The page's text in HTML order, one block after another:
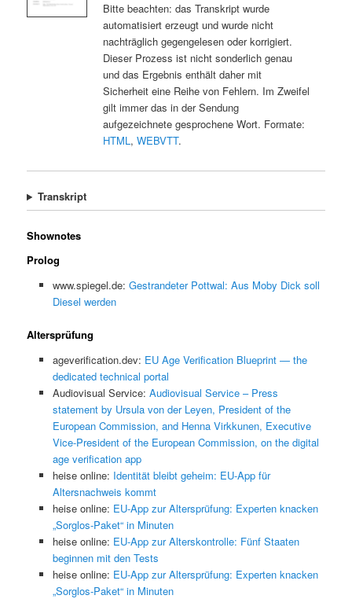
Bitte beachten: das Transkript wurde
automatisiert erzeugt und wurde nicht
nachträglich gegengelesen oder korrigiert.
Dieser Prozess ist nicht sonderlich genau
und das Ergebnis enthält daher mit
Sicherheit eine Reihe von Fehlern. Im Zweifel
gilt immer das in der Sendung
aufgezeichnete gesprochene Wort. Formate:
HTML, WEBVTT.
Transkript
Shownotes
Prolog
www.spiegel.de: Gestrandeter Pottwal: Aus Moby Dick soll
Diesel werden
Altersprüfung
ageverification.dev: EU Age Verification Blueprint — the
dedicated technical portal
Audiovisual Service: Audiovisual Service – Press
statement by Ursula von der Leyen, President of the
European Commission, and Henna Virkkunen, Executive
Vice-President of the European Commission, on the digital
age verification app
heise online: Identität bleibt geheim: EU-App für
Altersnachweis kommt
heise online: EU-App zur Altersprüfung: Experten knacken
„Sorglos-Paket“ in Minuten
heise online: EU-App zur Alterskontrolle: Fünf Staaten
beginnen mit den Tests
heise online: EU-App zur Altersprüfung: Experten knacken
„Sorglos-Paket“ in Minuten